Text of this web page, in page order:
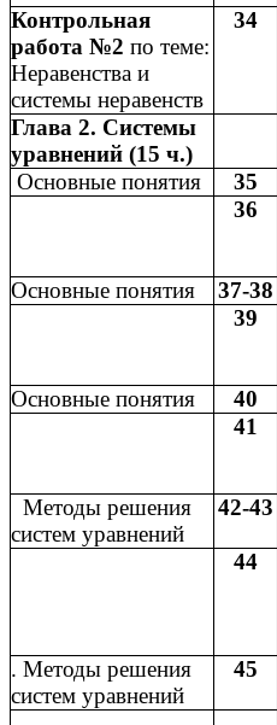
Контрольная
работа №2 по теме:
Неравенства и
системы неравенств
34
Глава 2. Системы
уравнений (15 ч.)
Основные понятия
35
36
Основные понятия
37-38
39
Основные понятия
40
41
Методы решения
систем уравнений
42-43
44
. Методы решения
систем уравнений
45